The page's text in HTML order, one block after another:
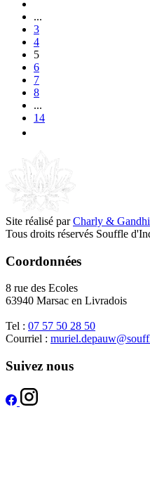
...
3
4
5
6
7
8
...
14
Site réalisé parCharly & Gandhi
Tous droits réservés Souffle
Coordonnées
8 rue des Ecoles
63940 Marsac en Livradois
Tel : 07 57 50 28 50
Courriel :
Suivez nous